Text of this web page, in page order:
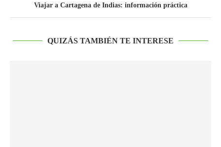
Viajar a Cartagena de Indias: información práctica
QUIZÁS TAMBIÉN TE INTERESE